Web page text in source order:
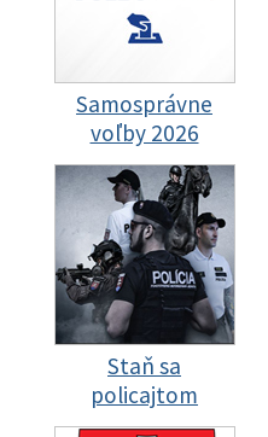
Samosprávne
voľby 2026
Staň sa
policajtom